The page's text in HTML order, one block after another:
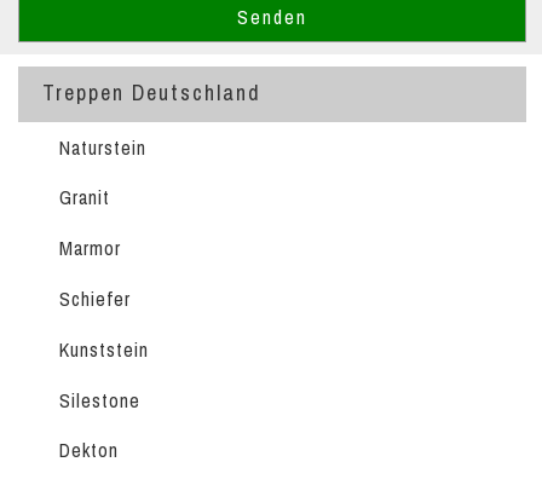
Treppen Deutschland
Naturstein
Granit
Marmor
Schiefer
Kunststein
Silestone
Dekton